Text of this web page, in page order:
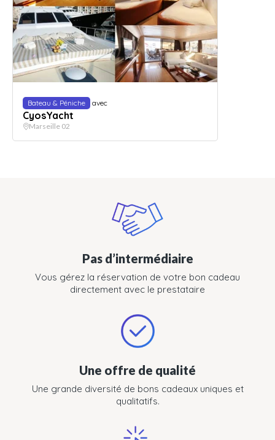
Bateau & Péniche avec
CyosYacht
Marseille 02
Pas d’intermédiaire
Vous gérez la réservation de votre bon cadeau
directement avec le prestataire
Une offre de qualité
Une grande diversité de bons cadeaux uniques et
qualitatifs.